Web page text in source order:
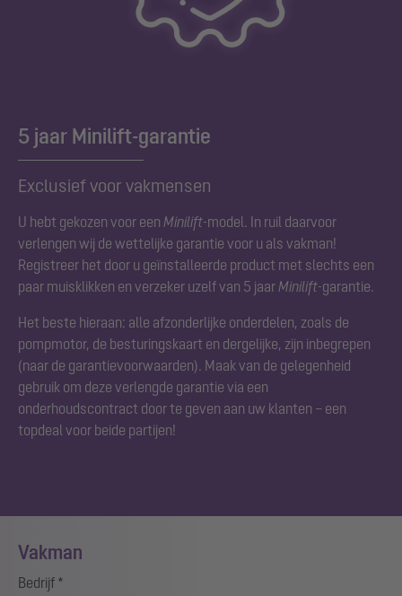
5 jaar Minilift-garantie
Exclusief voor vakmensen
U hebt gekozen voor een Minilift-model. In ruil daarvoor
verlengen wij de wettelijke garantie voor u als vakman!
Registreer het door u geïnstalleerde product met slechts een
paar muisklikken en verzeker uzelf van 5 jaarMinilift-garantie.
Het beste hieraan: alle afzonderlijke onderdelen, zoals de
pompmotor, de besturingskaart en dergelijke, zijn inbegrepen
(naar de garantievoorwaarden). Maak van de gelegenheid
gebruik om deze verlengde garantie via een
onderhoudscontract door te geven aan uw klanten – een
topdeal voor beide partijen!
Vakman
Bedrijf *